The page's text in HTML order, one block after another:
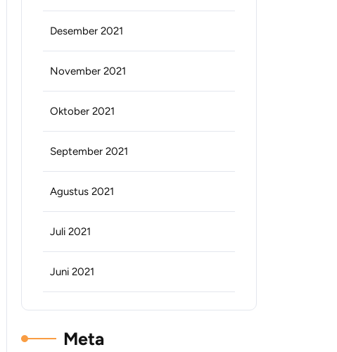
Desember 2021
November 2021
Oktober 2021
September 2021
Agustus 2021
Juli 2021
Juni 2021
Meta